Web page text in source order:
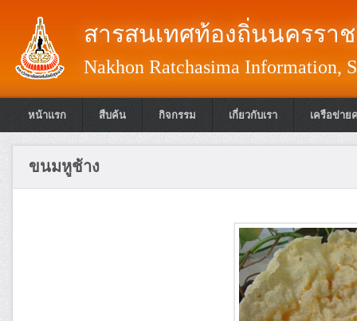
สารสนเทศท้องถิ่นนครรา
Nakhon Ratchasima Information,
หน้าแรก สืบค้น กิจกรรม เกี่ยวกับเรา เครือข่าย
ขนมหูช้าง